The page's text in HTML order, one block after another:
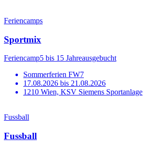
Feriencamps
Sportmix
Feriencamp5 bis 15 Jahreausgebucht
Sommerferien FW7
17.08.2026 bis 21.08.2026
1210 Wien, KSV Siemens Sportanlage
Fussball
Fussball